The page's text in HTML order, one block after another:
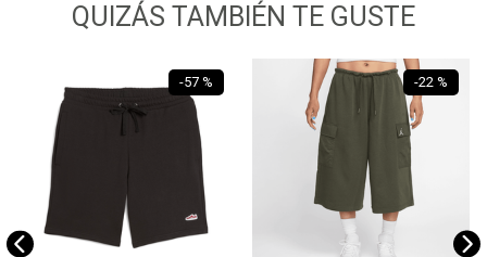
QUIZÁS TAMBIÉN TE GUSTE
-57 % -22 %